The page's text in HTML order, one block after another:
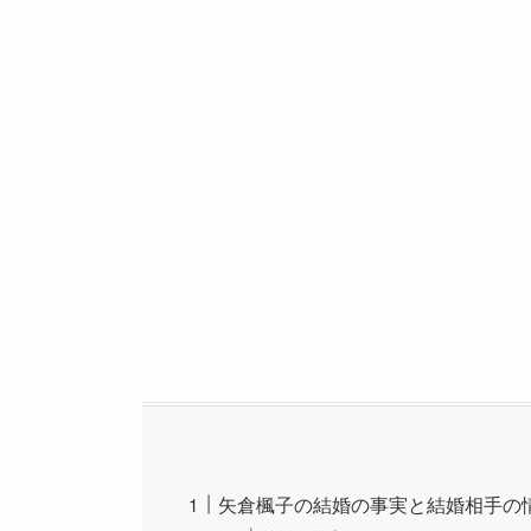
矢倉楓子の結婚の事実と結婚相手の